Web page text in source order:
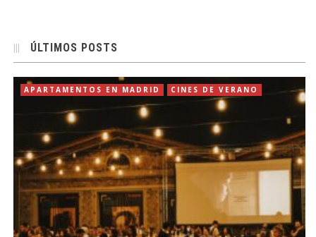
ÚLTIMOS POSTS
APARTAMENTOS EN MADRID CINES DE VERANO